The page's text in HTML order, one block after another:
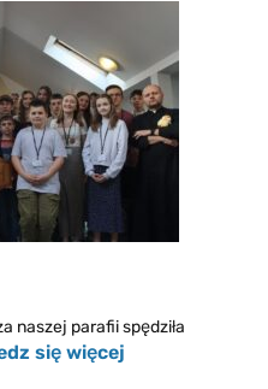
naszej parafii spędziła
się więcej